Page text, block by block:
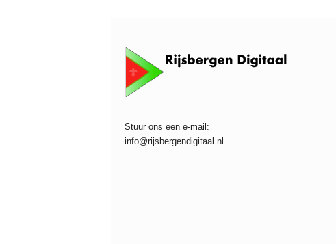
Stuur ons een e-mail:
info@rijsbergendigitaal.nl